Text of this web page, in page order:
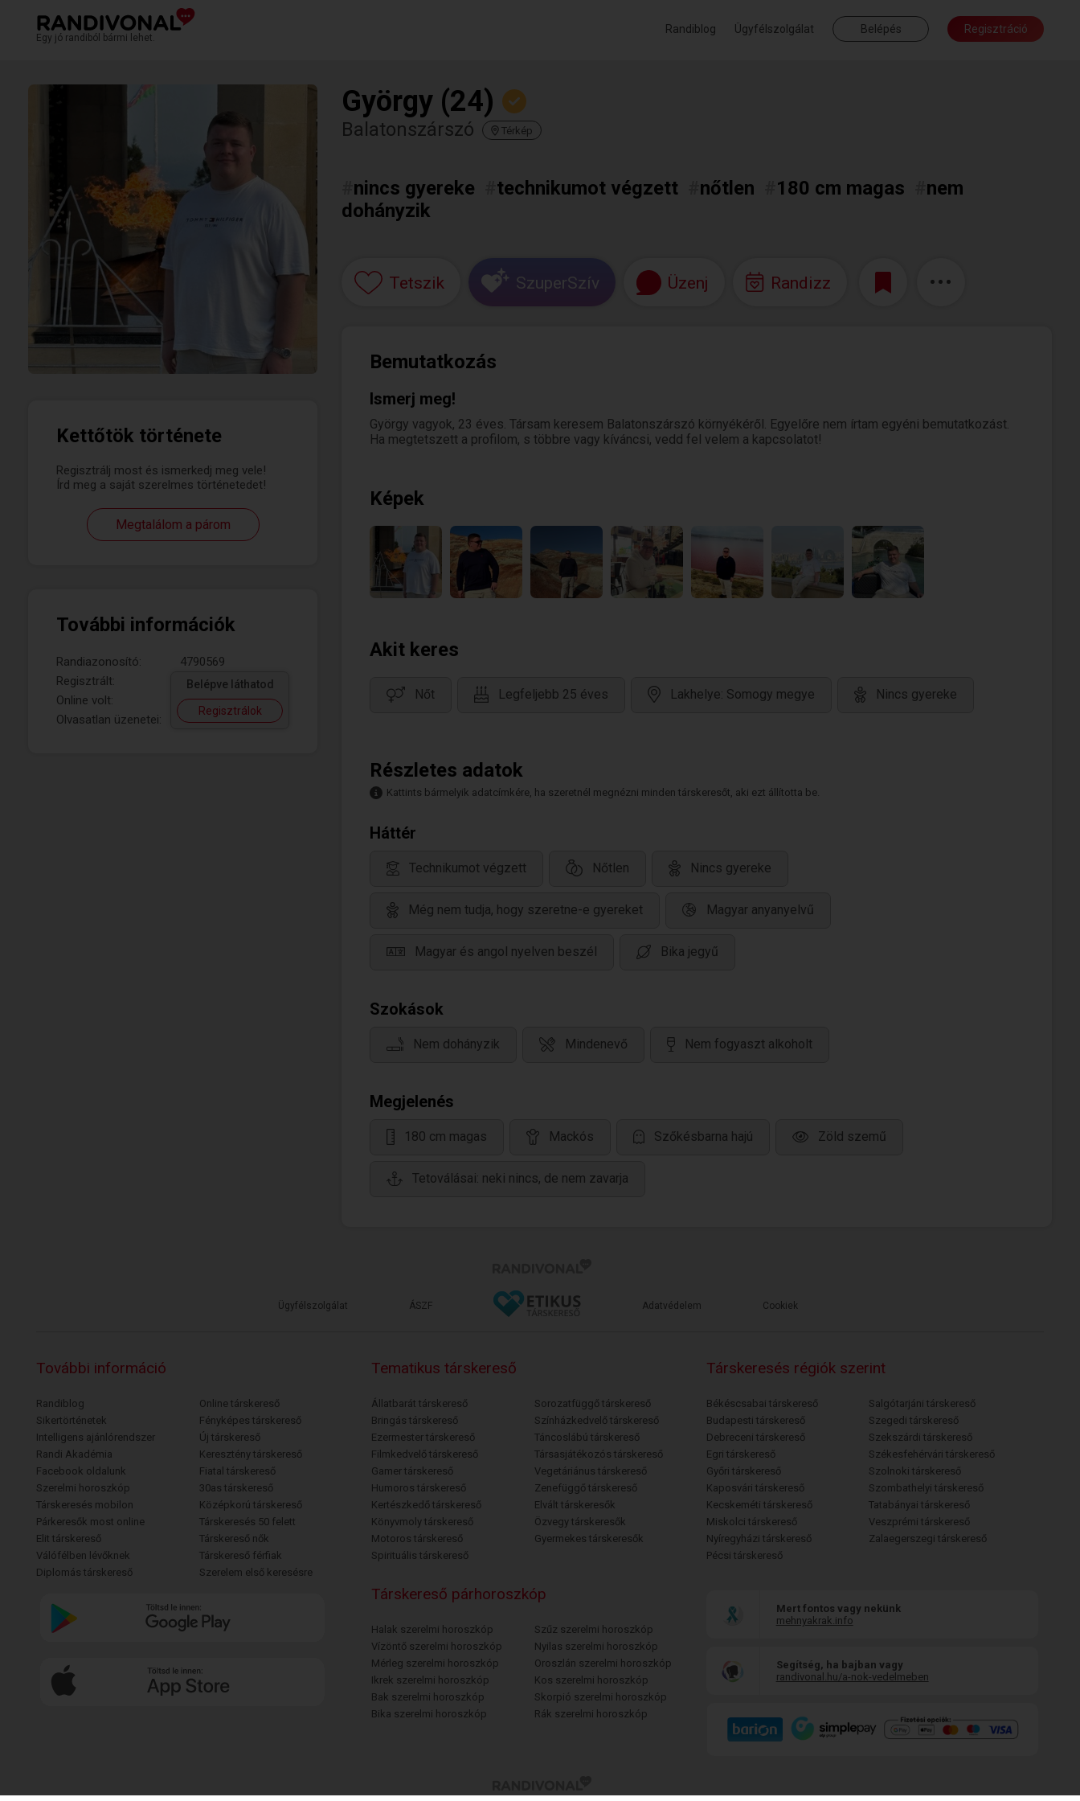
Egy jó randiból bármi lehet.
Randiblog Ügyfélszolgálat Belépés Regisztráció
Kettőtök története
Regisztrálj most és ismerkedj meg vele!
Írd meg a saját szerelmes történetedet!
Megtalálom a párom
További információk
Randiazonosító:
4790569
Regisztrált:
Online volt:
Olvasatlan üzenetei:
Belépve láthatod
Regisztrálok
György (24)
Balatonszárszó Térkép
nincs gyereke technikumot végzett nőtlen 180 cm magas
nem
dohányzik
Tetszik SzuperSzív Üzenj Randizz
Bemutatkozás
Ismerj meg!
György vagyok, 23 éves. Társam keresem Balatonszárszó környékéről. Egyelőre nem írtam egyéni bemutatkozást.
Ha megtetszett a profilom, s többre vagy kíváncsi, vedd fel velem a kapcsolatot!
Képek
Akit keres
Nőt Legfeljebb 25 éves Lakhelye: Somogy megye Nincs gyereke
Részletes adatok
Kattints bármelyik adatcímkére, ha szeretnél megnézni minden társkeresőt, aki ezt állította be.
Háttér
Technikumot végzett Nőtlen Nincs gyereke
Még nem tudja, hogy szeretne-e gyereket Magyar anyanyelvű
Magyar és angol nyelven beszél Bika jegyű
Szokások
Nem dohányzik Mindenevő Nem fogyaszt alkoholt
Megjelenés
180 cm magas Mackós Szőkésbarna hajú Zöld szemű
Tetoválásai: neki nincs, de nem zavarja
Ügyfélszolgálat ÁSZF Adatvédelem Cookiek
További információ
Randiblog
Sikertörténetek
Intelligens ajánlórendszer
Randi Akadémia
Facebook oldalunk
Szerelmi horoszkóp
Társkeresés mobilon
Párkeresők most online
Elit társkereső
Válófélben lévőknek
Diplomás társkereső
Online társkereső
Fényképes társkereső
Új társkereső
Keresztény társkereső
Fiatal társkereső
30as társkereső
Középkorú társkereső
Társkeresés 50 felett
Társkereső nők
Társkereső férfiak
Szerelem első keresésre
Tematikus társkereső
Állatbarát társkereső
Bringás társkereső
Ezermester társkereső
Filmkedvelő társkereső
Gamer társkereső
Humoros társkereső
Kertészkedő társkereső
Könyvmoly társkereső
Motoros társkereső
Spirituális társkereső
Sorozatfüggő társkereső
Színházkedvelő társkereső
Táncoslábú társkereső
Társasjátékozós társkereső
Vegetáriánus társkereső
Zenefüggő társkereső
Elvált társkeresők
Özvegy társkeresők
Gyermekes társkeresők
Társkeresés régiók szerint
Békéscsabai társkereső
Budapesti társkereső
Debreceni társkereső
Egri társkereső
Győri társkereső
Kaposvári társkereső
Kecskeméti társkereső
Miskolci társkereső
Nyíregyházi társkereső
Pécsi társkereső
Salgótarjáni társkereső
Szegedi társkereső
Szekszárdi társkereső
Székesfehérvári társkereső
Szolnoki társkereső
Szombathelyi társkereső
Tatabányai társkereső
Veszprémi társkereső
Zalaegerszegi társkereső
Társkereső párhoroszkóp
Halak szerelmi horoszkóp
Vízöntő szerelmi horoszkóp
Mérleg szerelmi horoszkóp
Ikrek szerelmi horoszkóp
Bak szerelmi horoszkóp
Bika szerelmi horoszkóp
Szűz szerelmi horoszkóp
Nyilas szerelmi horoszkóp
Oroszlán szerelmi horoszkóp
Kos szerelmi horoszkóp
Skorpió szerelmi horoszkóp
Rák szerelmi horoszkóp
Mert fontos vagy nekünk
mehnyakrak.info
Segítség, ha bajban vagy
randivonal.hu/a-nok-vedelmeben